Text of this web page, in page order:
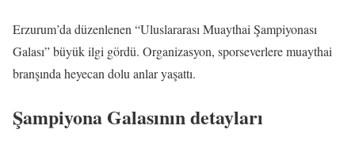
Erzurum’da düzenlenen “Uluslararası Muaythai Şampiyonası
Galası” büyük ilgi gördü. Organizasyon, sporseverlere muaythai
branşında heyecan dolu anlar yaşattı.
Şampiyona Galasının detayları